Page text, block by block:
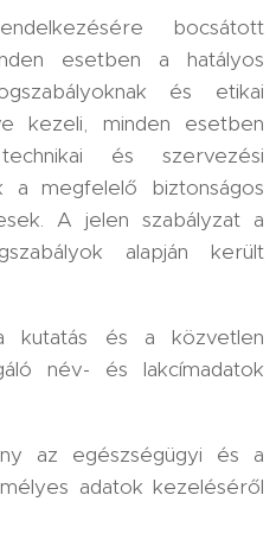
bocsátott
esetben a hatályos
és etikai
kezeli, minden esetben
és szervezési
a megfelelő biztonságos
A jelen szabályzat a
alapján került
kutatás és a közvetlen
név- és lakcímadatok
az egészségügyi és a
adatok kezeléséről